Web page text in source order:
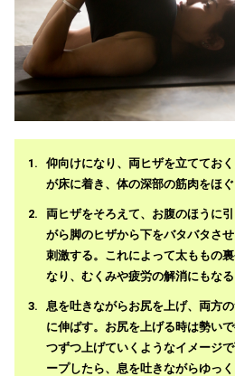
仰向けになり、両ヒザを立ててお
が床に着き、体の深部の筋肉をほぐ
両ヒザをそろえて、お腹のほうに
がら脚のヒザから下をバタバタさ
刺激する。これによって太ももの
なり、むくみや疲労の解消にもなる
息を吐きながらお尻を上げ、両方
に伸ばす。お尻を上げる時は勢い
つずつ上げていくようなイメージ
ープしたら、息を吐きながらゆっく